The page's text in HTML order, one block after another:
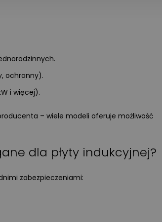
ochronny).
i więcej).
– wiele modeli oferuje możliwość
dla płyty indukcyjnej?
zabezpieczeniami:
Magazyny energii do fotowoltaiki
jaki model wybrać?
Wprowadzenie rozliczeń w
magazyny energii przestały być
technologiczną ciekawostką, a
W tym artykule analizujemy